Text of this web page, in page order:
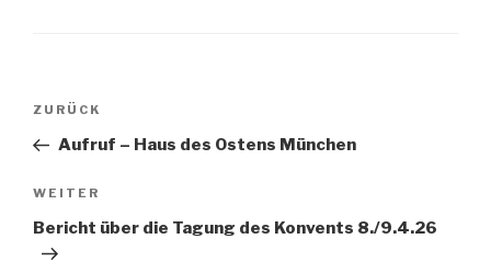
Beitragsnavigation
Vorheriger
Beitrag
ZURÜCK
Aufruf – Haus des Ostens München
Nächster
Beitrag
WEITER
Bericht über die Tagung des Konvents 8./9.4.26